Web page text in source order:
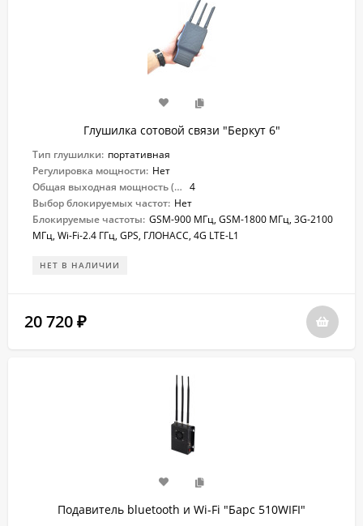
Глушилка сотовой связи "Беркут 6"
Тип глушилки: портативная
Регулировка мощности: Нет
Общая выходная мощность (Вт): 4
Выбор блокируемых частот: Нет
Блокируемые частоты: GSM-900 МГц, GSM-1800 МГц, 3G-2100
МГц, Wi-Fi-2.4 ГГц, GPS, ГЛОНАСС, 4G LTE-L1
НЕТ В НАЛИЧИИ
20 720 ₽
Подавитель bluetooth и Wi-Fi "Барс ​510WIFI"